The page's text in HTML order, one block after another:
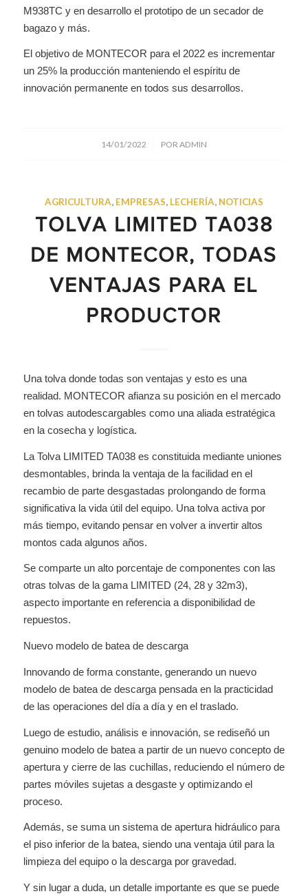
M938TC y en desarrollo el prototipo de un secador de
bagazo y más.
El objetivo de MONTECOR para el 2022 es incrementar
un 25% la producción manteniendo el espíritu de
innovación permanente en todos sus desarrollos.
14/01/2022
/ PORADMIN
AGRICULTURA, EMPRESAS, LECHERÍA, NOTICIAS
TOLVA LIMITED TA038
DE MONTECOR, TODAS
VENTAJAS PARA EL
PRODUCTOR
Una tolva donde todas son ventajas y esto es una
realidad. MONTECOR afianza su posición en el mercado
en tolvas autodescargables como una aliada estratégica
en la cosecha y logística.
La Tolva LIMITED TA038 es constituida mediante uniones
desmontables, brinda la ventaja de la facilidad en el
recambio de parte desgastadas prolongando de forma
significativa la vida útil del equipo. Una tolva activa por
más tiempo, evitando pensar en volver a invertir altos
montos cada algunos años.
Se comparte un alto porcentaje de componentes con las
otras tolvas de la gama LIMITED (24, 28 y 32m3),
aspecto importante en referencia a disponibilidad de
repuestos.
Nuevo modelo de batea de descarga
Innovando de forma constante, generando un nuevo
modelo de batea de descarga pensada en la practicidad
de las operaciones del día a día y en el traslado.
Luego de estudio, análisis e innovación, se rediseñó un
genuino modelo de batea a partir de un nuevo concepto de
apertura y cierre de las cuchillas, reduciendo el número de
partes móviles sujetas a desgaste y optimizando el
proceso.
Además, se suma un sistema de apertura hidráulico para
el piso inferior de la batea, siendo una ventaja útil para la
limpieza del equipo o la descarga por gravedad.
Y sin lugar a duda, un detalle importante es que se puede